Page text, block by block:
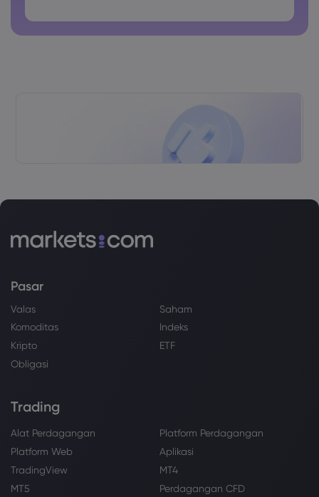
Pasar
Valas
Saham
Komoditas
Indeks
Kripto
ETF
Obligasi
Trading
Alat Perdagangan
Platform Perdagangan
Platform Web
Aplikasi
TradingView
MT4
MT5
Perdagangan CFD